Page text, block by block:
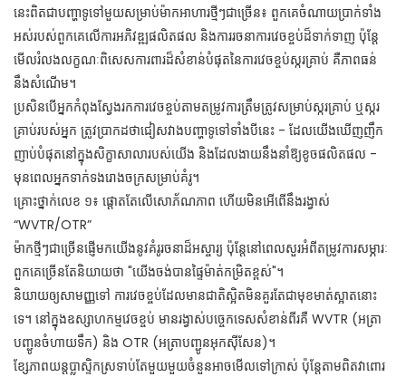
នេះ​ពិតជា​បញ្ហា​ទូទៅ​មួយ​សម្រាប់​ម៉ាក​អាហារ​ថ្មីៗ​ជាច្រើន៖ ពួកគេ​ចំណាយ​ប្រាក់​ទាំង
អស់​របស់​ពួកគេ​លើ​ការអភិវឌ្ឍ​ផលិតផល និង​ការរចនា​ការវេចខ្ចប់​ដ៏​ទាក់ទាញ ប៉ុន្តែ​
មើលរំលង​លក្ខណៈពិសេស​ការពារ​ដ៏សំខាន់​បំផុត​នៃ​ការវេចខ្ចប់​ស្ករគ្រាប់ គឺ​ភាពធន់
នឹង​សំណើម។
ប្រសិនបើអ្នកកំពុងស្វែងរកការវេចខ្ចប់តាមតម្រូវការត្រឹមត្រូវសម្រាប់ស្ករគ្រាប់ ឬស្ករ
គ្រាប់របស់អ្នក ត្រូវប្រាកដថាជៀសវាងបញ្ហាទូទៅទាំងបីនេះ - ដែលយើងឃើញញឹក
ញាប់បំផុតនៅក្នុងសិក្ខាសាលារបស់យើង និងដែលងាយនឹងនាំឱ្យខូចផលិតផល -
មុនពេលអ្នកទាក់ទងរោងចក្រសម្រាប់គំរូ។
គ្រោះថ្នាក់លេខ ១៖ ផ្តោតតែលើសោភ័ណភាព ហើយមិនអើពើនឹងរង្វាស់
“WVTR/OTR”
ម៉ាកថ្មីៗជាច្រើនផ្ញើមកយើងនូវគំរូរចនាដ៏អស្ចារ្យ ប៉ុន្តែនៅពេលសួរអំពីតម្រូវការសម្ភារៈ
ពួកគេច្រើនតែនិយាយថា "យើងចង់បានផ្ទៃម៉ាត់កម្រិតខ្ពស់"។
និយាយ​ឲ្យ​សាមញ្ញ​ទៅ ការ​វេច​ខ្ចប់​ដែល​មាន​ជាតិ​ស្អិត​មិន​គួរ​តែ​ជា​មុខមាត់​ស្អាត​នោះ​
ទេ។ នៅ​ក្នុង​ឧស្សាហកម្ម​វេច​ខ្ចប់ មាន​រង្វាស់​បច្ចេកទេស​សំខាន់​ពីរ​គឺ WVTR (អត្រា​
បញ្ជូន​ចំហាយ​ទឹក) និង OTR (អត្រា​បញ្ជូន​អុកស៊ីសែន)។
ខ្សែភាពយន្តប្លាស្ទិកស្រទាប់តែមួយមួយចំនួនអាចមើលទៅក្រាស់ ប៉ុន្តែតាមពិតវាពោរ